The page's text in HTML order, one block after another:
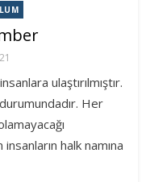
ulaştırılmıştır.
Her
halk namına